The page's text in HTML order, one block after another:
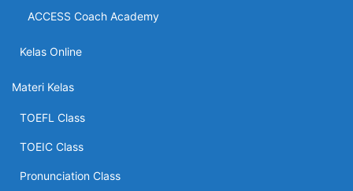
ACCESS Coach Academy
Kelas Online
Materi Kelas
TOEFL Class
TOEIC Class
Pronunciation Class